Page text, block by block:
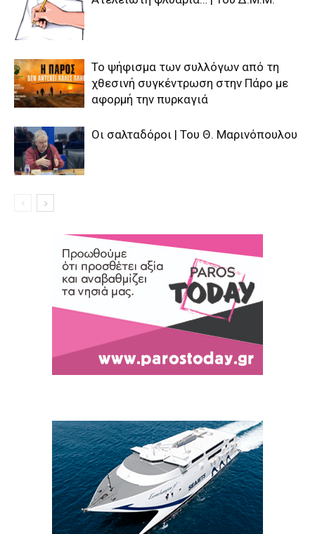
Το ψήφισμα των συλλόγων από τη
χθεσινή συγκέντρωση στην Πάρο με
αφορμή την πυρκαγιά
Οι σαλταδόροι | Του Θ. Μαρινόπουλου